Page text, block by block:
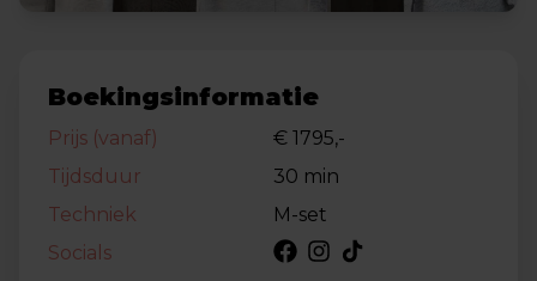
Boekingsinformatie
Prijs (vanaf)
€ 1795,-
Tijdsduur
30 min
Techniek
M-set
Socials